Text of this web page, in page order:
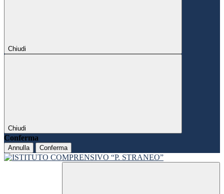
Chiudi
Chiudi
Conferma
Annulla Conferma